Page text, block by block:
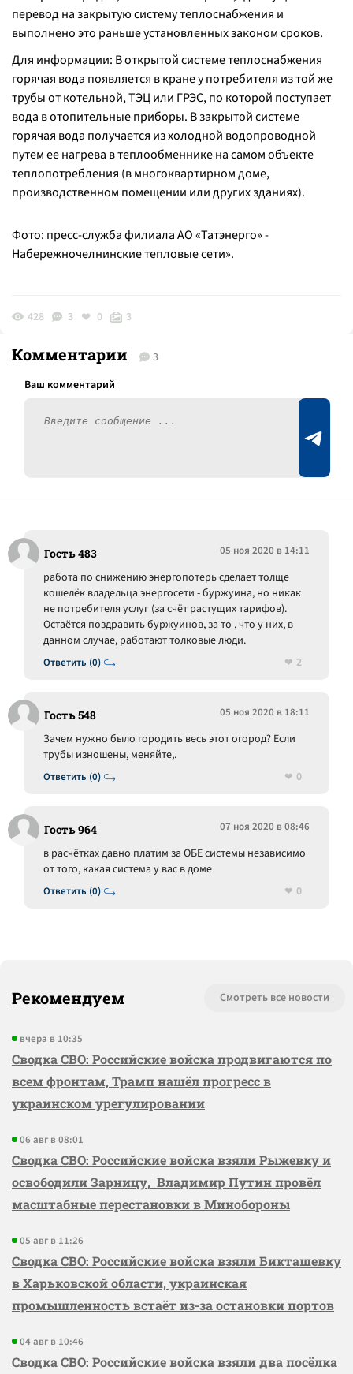
перевод на закрытую систему теплоснабжения и
выполнено это раньше установленных законом сроков.
Для информации: В открытой системе теплоснабжения
горячая вода появляется в кране у потребителя из той же
трубы от котельной, ТЭЦ или ГРЭС, по которой поступает
вода в отопительные приборы. В закрытой системе
горячая вода получается из холодной водопроводной
путем ее нагрева в теплообменнике на самом объекте
теплопотребления (в многоквартирном доме,
производственном помещении или других зданиях).
Фото: пресс-служба филиала АО «Татэнерго» -
Набережночелнинские тепловые сети».
428 3 0 3
Комментарии 3
Гость 483 05 ноя 2020 в 14:11
Ответить (0)
работа по снижению энергопотерь сделает толще
кошелёк владельца энергосети - буржуина, но никак
не потребителя услуг (за счёт растущих тарифов).
Остаётся поздравить буржуинов, за то , что у них, в
данном случае, работают толковые люди.
2
Гость 548 05 ноя 2020 в 18:11
Ответить (0)
Зачем нужно было городить весь этот огород? Если
трубы изношены, меняйте,.
0
Гость 964 07 ноя 2020 в 08:46
Ответить (0)
в расчётках давно платим за ОБЕ системы независимо
от того, какая система у вас в доме
0
Рекомендуем Смотреть все новости
вчера в 10:35
Сводка СВО: Российские войска продвигаются по
всем фронтам, Трамп нашёл прогресс в
украинском урегулировании
06 авг в 08:01
Сводка СВО: Российские войска взяли Рыжевку и
освободили Зарницу, Владимир Путин провёл
масштабные перестановки в Минобороны
05 авг в 11:26
Сводка СВО: Российские войска взяли Бикташевку
в Харьковской области, украинская
промышленность встаёт из-за остановки портов
04 авг в 10:46
Сводка СВО: Российские войска взяли два посёлка